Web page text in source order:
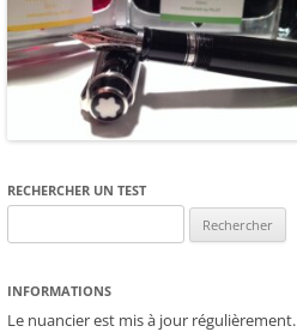
RECHERCHER UN TEST
INFORMATIONS
Le nuancier est mis à jour régulièrement.